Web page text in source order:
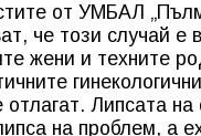
от УМБАЛ
че този случай е
жени и техните
отлагат. Липсата на
на проблем, а